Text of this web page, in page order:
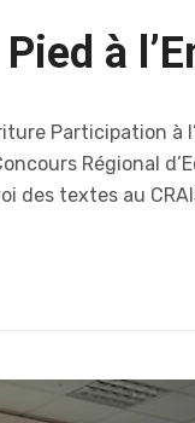
à
Participation
Régional
des textes au